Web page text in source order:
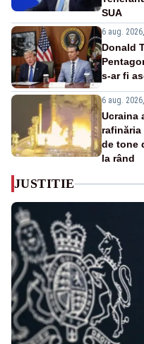
SUA
6 aug.
Donald
s-ar fi
6 aug.
Ucraina
de tone
la rând
JUSTITIE